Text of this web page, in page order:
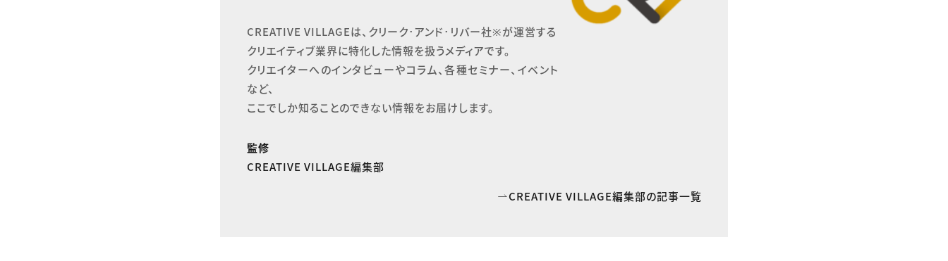
CREATIVE VILLAGEは、クリーク･アンド･リバー社※が運営する
クリエイティブ業界に特化した情報を扱うメディアです。
クリエイターへのインタビューやコラム、各種セミナー、イベント
など、
ここでしか知ることのできない情報をお届けします。
監修
CREATIVE VILLAGE編集部
CREATIVE VILLAGE編集部の記事一覧